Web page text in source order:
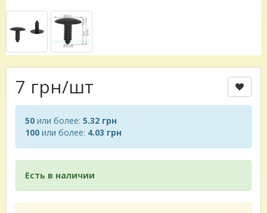
7 грн/шт
50 или более: 5.32 грн
100 или более: 4.03 грн
Есть в наличии